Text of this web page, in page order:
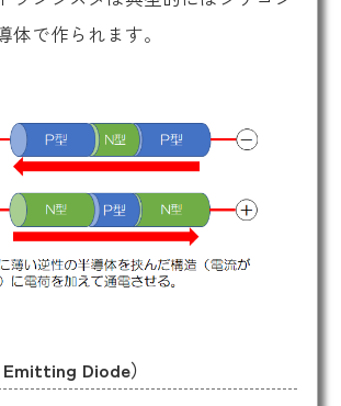
体で作られます。
Diode）